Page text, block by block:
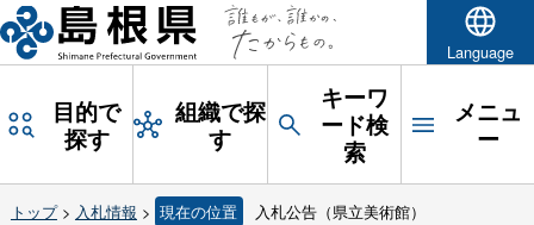
Language
目的で
探す
組織で探
す
キーワ
ード検
索
メニュ
ー
トップ> 入札情報 > 現在の位置 入札公告（県立美術館）